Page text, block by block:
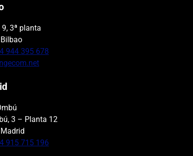
3ª planta
944 395 678
3 – Planta 12
915 715 196